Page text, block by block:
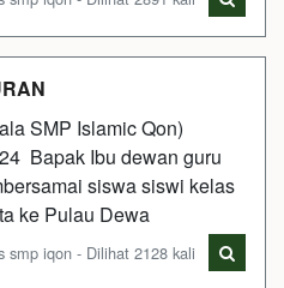
SMP Islamic Qon)
Bapak Ibu dewan guru
siswa siswi kelas
ke Pulau Dewa
smp iqon - Dilihat 2128 kali